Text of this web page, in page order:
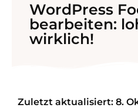
WordPress
bearbeiten:
wirklich!
Zuletzt aktualisiert: 8.